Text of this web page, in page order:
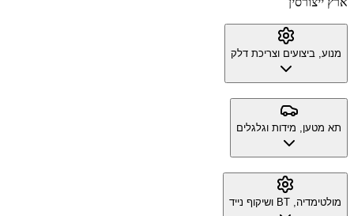
מנוע, ביצועים וצריכת דלק
תא מטען, מידות וגלגלים
מולטימדיה, BT ושיקוף נייד